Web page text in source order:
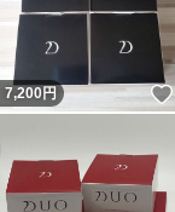
7,200円